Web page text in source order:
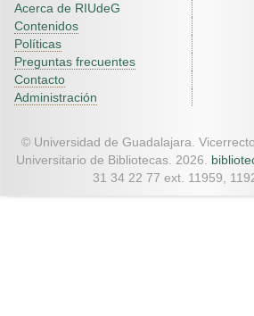
Acerca de RIUdeG
Contenidos
Políticas
Preguntas frecuentes
Contacto
Administración
© Universidad de Guadalajara.
Universitario de Bibliotecas. 2026.
31 34 22 77 ext. 11959,